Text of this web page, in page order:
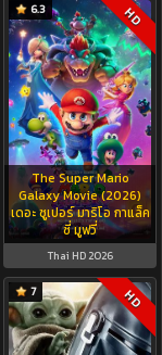
The Super Mario
Galaxy Movie (2026)
เดอะ ซูเปอร์ มาริโอ กาแล็ค
ซี่ มูฟวี่
6.3 HD
Thai HD 2026
7 HD